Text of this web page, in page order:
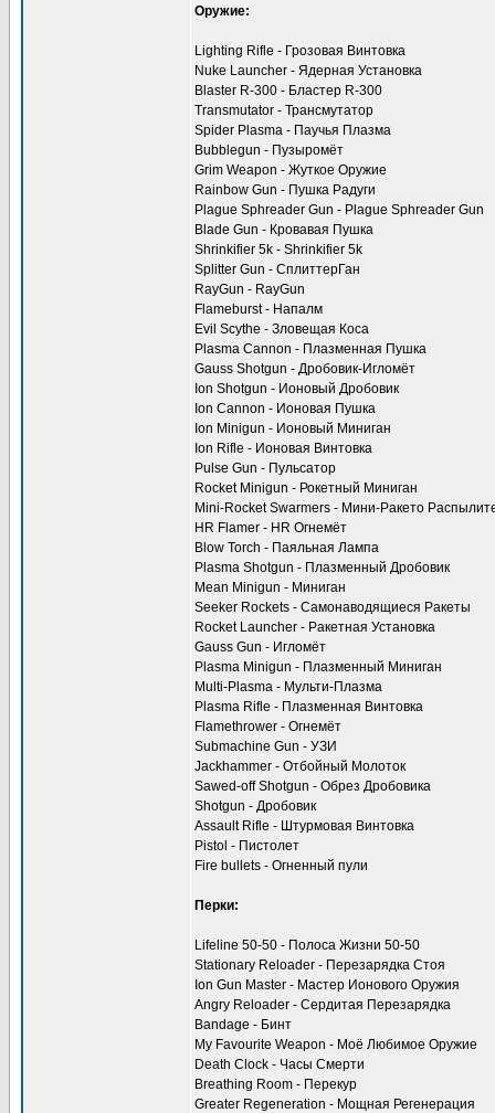
Оружие:
Lighting Rifle - Грозовая Винтовка
Nuke Launcher - Ядерная Установка
Blaster R-300 - Бластер R-300
Transmutator - Трансмутатор
Spider Plasma - Паучья Плазма
Bubblegun - Пузыромёт
Grim Weapon - Жуткое Оружие
Rainbow Gun - Пушка Радуги
Plague Sphreader Gun - Plague Sphreader Gun
Blade Gun - Кровавая Пушка
Shrinkifier 5k - Shrinkifier 5k
Splitter Gun - СплиттерГан
RayGun - RayGun
Flameburst - Напалм
Evil Scythe - Зловещая Коса
Plasma Cannon - Плазменная Пушка
Gauss Shotgun - Дробовик-Игломёт
Ion Shotgun - Ионовый Дробовик
Ion Cannon - Ионовая Пушка
Ion Minigun - Ионовый Миниган
Ion Rifle - Ионовая Винтовка
Pulse Gun - Пульсатор
Rocket Minigun - Рокетный Миниган
Mini-Rocket Swarmers - Мини-Ракето
HR Flamer - HR Огнемёт
Blow Torch - Паяльная Лампа
Plasma Shotgun - Плазменный Дробовик
Mean Minigun - Миниган
Seeker Rockets - Самонаводящиеся Ракеты
Rocket Launcher - Ракетная Установка
Gauss Gun - Игломёт
Plasma Minigun - Плазменный Миниган
Multi-Plasma - Мульти-Плазма
Plasma Rifle - Плазменная Винтовка
Flamethrower - Огнемёт
Submachine Gun - УЗИ
Jackhammer - Отбойный Молоток
Sawed-off Shotgun - Обрез Дробовика
Shotgun - Дробовик
Assault Rifle - Штурмовая Винтовка
Pistol - Пистолет
Fire bullets - Огненный пули
Перки:
Lifeline 50-50 - Полоса Жизни 50-50
Stationary Reloader - Перезарядка Стоя
Ion Gun Master - Мастер Ионового Оружия
Angry Reloader - Сердитая Перезарядка
Bandage - Бинт
My Favourite Weapon - Моё Любимое Оружие
Death Clock - Часы Смерти
Breathing Room - Перекур
Greater Regeneration - Мощная Регенерация